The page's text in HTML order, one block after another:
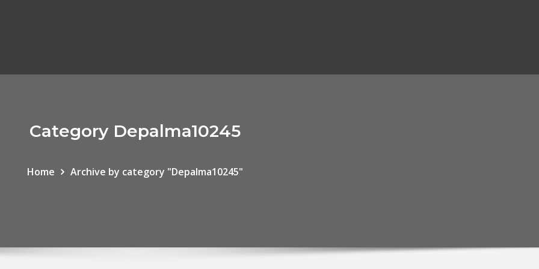
Category Depalma10245
Home Archive by category "Depalma10245"